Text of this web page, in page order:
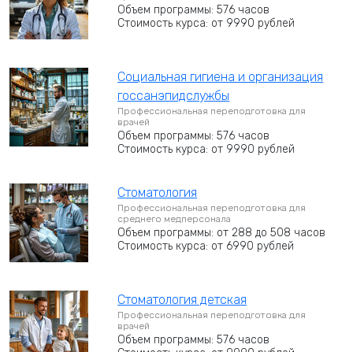
Объем программы: 576 часов
Стоимость курса: от 9990 рублей
Социальная гигиена и организация
госсанэпидслужбы
Профессиональная переподготовка для
врачей
Объем программы: 576 часов
Стоимость курса: от 9990 рублей
Стоматология
Профессиональная переподготовка для
среднего медперсонала
Объем программы: от 288 до 508 часов
Стоимость курса: от 6990 рублей
Стоматология детская
Профессиональная переподготовка для
врачей
Объем программы: 576 часов